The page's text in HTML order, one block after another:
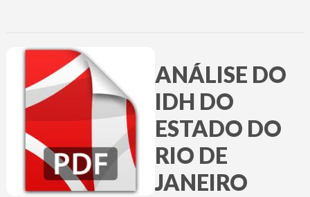
ANÁLISE DO
IDH DO
ESTADO DO
RIO DE
JANEIRO